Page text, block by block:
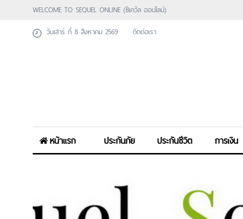
WELCOME TO SEQUEL ONLINE (ซีเคว้ล ออนไลน์)
วันเสาร์ ที่ 8 สิงหาคม 2569
ติดต่อเรา
หน้าแรก ประกันภัย ประกันชีวิต การเงิน